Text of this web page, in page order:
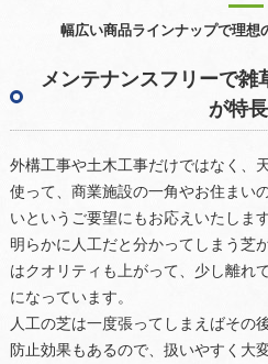
幅広い商品ラインナップで理
メンテナンスフリーで
が特
外構工事や土木工事だけではなく、
使って、商業施設の一角やお住まい
いというご要望にもお応えいたしま
明らかに人工だと分かってしまう芝
はクオリティも上がって、少し離れ
になっています。
人工の芝は一度張ってしまえばその
防止効果もあるので、扱いやすく大